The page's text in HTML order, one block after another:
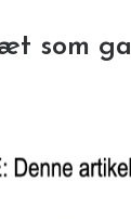
som